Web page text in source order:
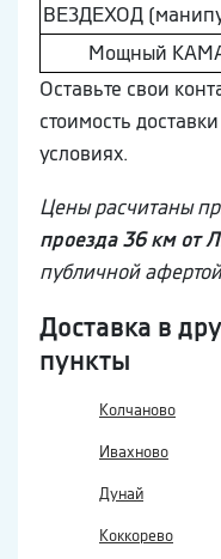
ВEЗДEХОД
Мощный
Оставьте свои
стоимость
условиях.
Цены расчитаны
проезда 36 км от
публичной
Доставка в
пункты
Колчаново
Ивахново
Дунай
Коккорево